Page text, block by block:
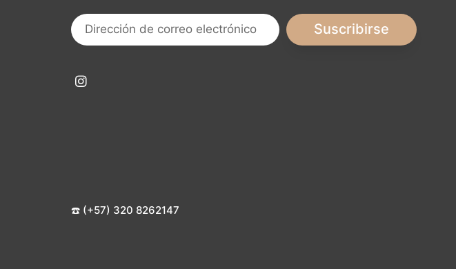
Suscribirse
☎️ (+57) 320 8262147